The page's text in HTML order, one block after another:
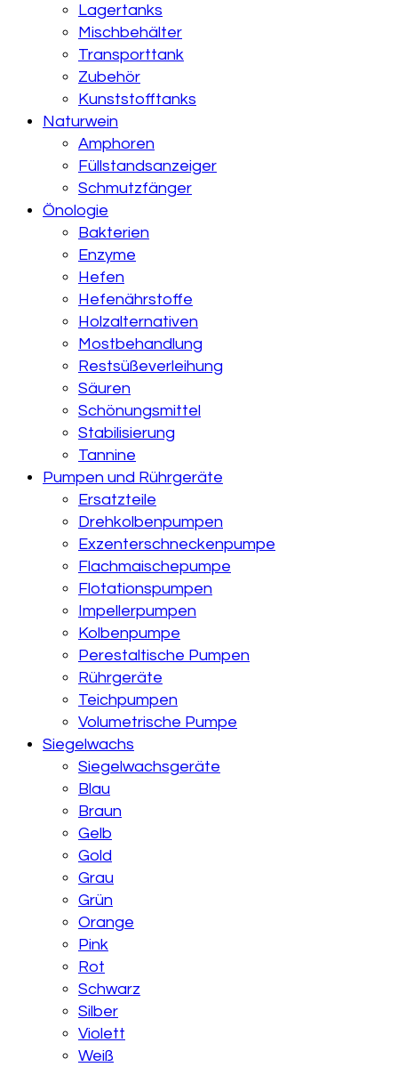
Lagertanks
Mischbehälter
Transporttank
Zubehör
Kunststofftanks
Naturwein
Amphoren
Füllstandsanzeiger
Schmutzfänger
Önologie
Bakterien
Enzyme
Hefen
Hefenährstoffe
Holzalternativen
Mostbehandlung
Restsüßeverleihung
Säuren
Schönungsmittel
Stabilisierung
Tannine
Pumpen und Rührgeräte
Ersatzteile
Drehkolbenpumpen
Exzenterschneckenpumpe
Flachmaischepumpe
Flotationspumpen
Impellerpumpen
Kolbenpumpe
Perestaltische Pumpen
Rührgeräte
Teichpumpen
Volumetrische Pumpe
Siegelwachs
Siegelwachsgeräte
Blau
Braun
Gelb
Gold
Grau
Grün
Orange
Pink
Rot
Schwarz
Silber
Violett
Weiß